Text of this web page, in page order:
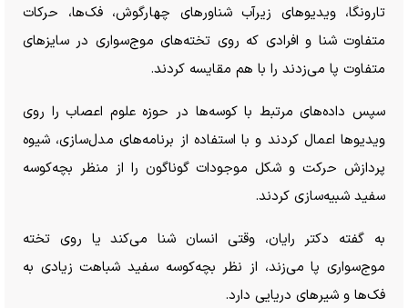
تارونگا، ویدیو‌های زیرآب شناور‌های چهارگوش، فک‌ها، حرکات
متفاوت شنا و افرادی که روی تخته‌های موج‌سواری در سایز‌های
متفاوت پا می‌زدند را با هم مقایسه کردند.
سپس داده‌های مرتبط با کوسه‌ها در حوزه علوم اعصاب را روی
ویدیو‌ها اعمال کردند و با استفاده از برنامه‌های مدل‌سازی، شیوه
پردازش حرکت و شکل موجودات گوناگون را از منظر بچه‌کوسه
سفید شبیه‌سازی کردند.
به گفته دکتر رایان، وقتی انسان شنا می‌کند یا روی تخته
موج‌سواری پا می‌زند، از نظر بچه‌کوسه سفید شباهت زیادی به
فک‌ها و شیر‌های دریایی دارد.